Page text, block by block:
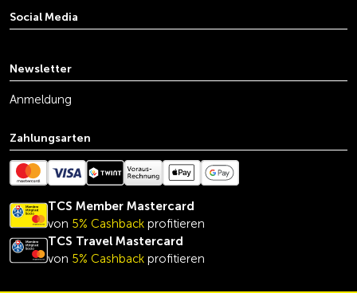
Social Media
Newsletter
Anmeldung
Zahlungsarten
TCS Member Mastercard
von 5% Cashback profitieren
TCS Travel Mastercard
von 5% Cashback profitieren